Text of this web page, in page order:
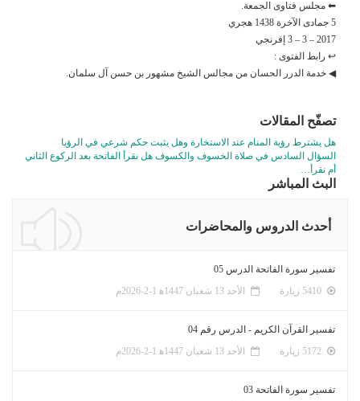
⬅ مجلس فتاوى الجمعة.
5 جمادى الآخرة 1438 هجري
2017 – 3 – 3 إفرنجي
↩ رابط الفتوى :
◀ خدمة الدرر الحسان من مجالس الشيخ مشهور بن حسن آل سلمان.
تصفّح المقالات
هل يشترط رؤية المنام عند الاستخارة وهل يثبت حكم شرعي في الرؤيا
السؤال السادس في صلاة الخسوف والكسوف هل نقرأ الفاتحة بعد الركوع الثاني
أم نقرأ…
البث المباشر
أحدث الدروس والمحاضرات
تفسير سورة الفاتحة الدرس 05
الأحد 13 شعبان 1447ﻫ 1-2-2026م
تفسير القرآن الكريم - الدرس رقم 04
الأحد 13 شعبان 1447ﻫ 1-2-2026م
تفسير سورة الفاتحة 03